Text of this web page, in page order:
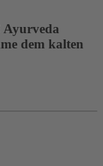
dem kalten